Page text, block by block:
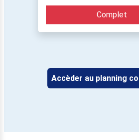
Complet
Accèder au planning